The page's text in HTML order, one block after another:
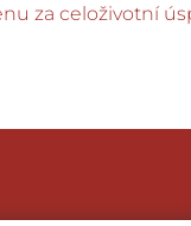
za celoživotní